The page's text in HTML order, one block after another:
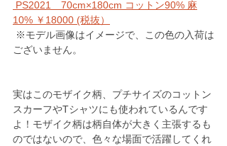
10% ￥18000 (税抜）
ございません。
実はこのモザイク柄、プチサイズのコットン
スカーフやTシャツにも使われているんです
よ！モザイク柄は柄自体が大きく主張するも
のではないので、色々な場面で活躍してくれ